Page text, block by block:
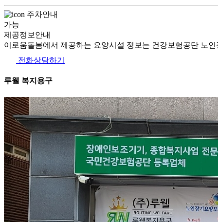
주차안내
가능
제공정보안내
이로움돌봄에서 제공하는 요양시설 정보는 건강보험공단 노
전화상담하기
루웰 복지용구